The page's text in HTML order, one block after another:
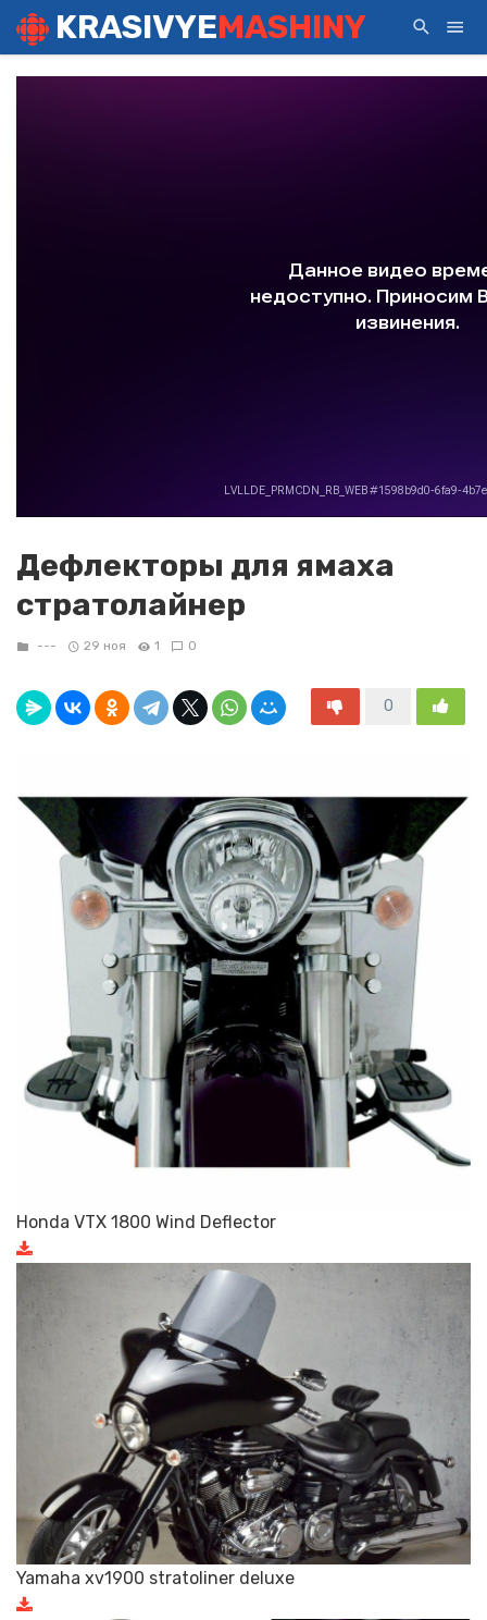
KRASIVYEMASHINY
Дефлекторы для ямаха
стратолайнер
--- 29 ноя 1 0
0
Honda VTX 1800 Wind Deflector
Yamaha xv1900 stratoliner deluxe